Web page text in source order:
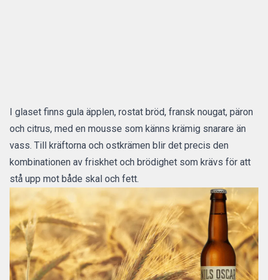
I glaset finns gula äpplen, rostat bröd, fransk nougat, päron
och citrus, med en mousse som känns krämig snarare än
vass. Till kräftorna och ostkrämen blir det precis den
kombinationen av friskhet och brödighet som krävs för att
stå upp mot både skal och fett.